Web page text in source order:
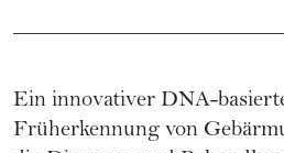
Ein innovativer DNA-
Früherkennung von